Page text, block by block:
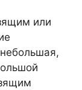
или